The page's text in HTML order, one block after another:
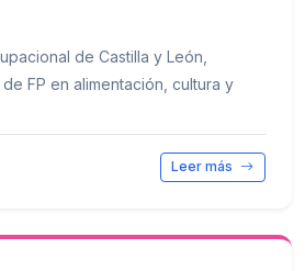
de Castilla y León,
FP en alimentación, cultura y
Leer más